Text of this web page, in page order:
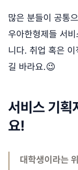
많은 분들이 공통
우아한형제들 서
니다. 취업 혹은 이
길 바라요.😉
서비스 기획
요!
대학생이라는